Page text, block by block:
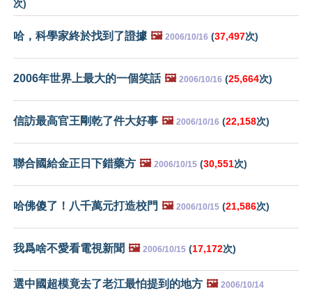
次)
哈，科學家終於找到了證據 🖼️ 2006/10/16 (37,497次)
2006年世界上最大的一個笑話 🖼️ 2006/10/16 (25,664次)
信訪最高官王剛乾了件大好事 🖼️ 2006/10/16 (22,158次)
聯合國給金正日下錯藥方 🖼️ 2006/10/15 (30,551次)
哈佛傻了！八千萬元打造校門 🖼️ 2006/10/15 (21,586次)
我爲啥不愛看電視新聞 🖼️ 2006/10/15 (17,172次)
選中國超模竟去了老江最怕提到的地方 🖼️ 2006/10/14